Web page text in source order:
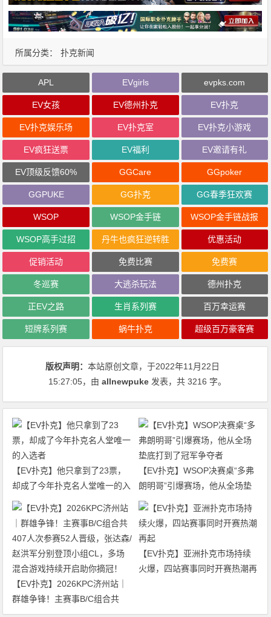
所属分类： 扑克新闻
APL EVgirls evpks.com
EV女孩 EV德州扑克 EV扑克
EV扑克娱乐场 EV扑克室 EV扑克小游戏
EV疯狂送票 EV福利 EV邀请有礼
EV顶级反馈60% GGCare GGpoker
GGPUKE GG扑克 GG春季狂欢赛
WSOP WSOP金手链 WSOP金手链战报
WSOP高手过招 丹牛也疯狂逆转胜 优惠活动
促销活动 免费比赛 免费赛
冬巡赛 大逃杀玩法 德州扑克
正EV之路 生肖系列赛 百万幸运赛
短牌系列赛 蜗牛扑克 超级百万豪客赛
版权声明：本站原创文章，于2022年11月22日
15:27:05，由allnewpuke 发表，共 3216 字。
【EV扑克】他只拿到了23票，
却成了今年扑克名人堂唯一的入
选者
【EV扑克】WSOP决赛桌“多弗
朗明哥”引爆赛场，他从全场垫
底打到了冠军争夺者
【EV扑克】2026KPC济州站｜
群雄争锋！主赛事B/C组合共
407人次参赛52人晋级，张达森/
【EV扑克】亚洲扑克市场持续
火爆，四站赛事同时开赛热潮再